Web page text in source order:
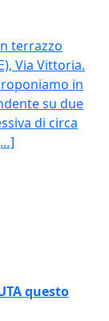
terrazzo
Via Vittoria.
in
su due
di circa
questo